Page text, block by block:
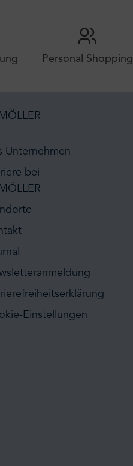
Personal Shopping
Unternehmen
bei
Einstellungen